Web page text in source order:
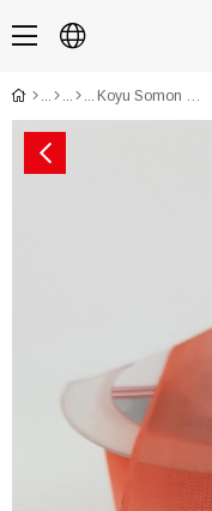
Koyu Somon Düz Şifon Kurdele 20 mt